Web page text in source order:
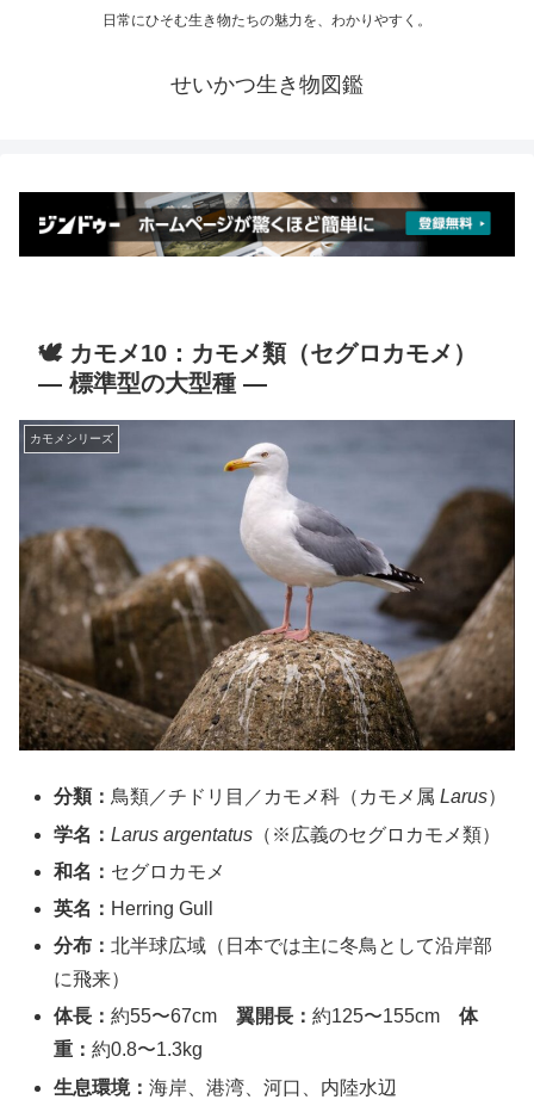
日常にひそむ生き物たちの魅力を、わかりやすく。
せいかつ生き物図鑑
🕊️ カモメ10：カモメ類（セグロカモメ）
― 標準型の大型種 ―
カモメシリーズ
分類：鳥類／チドリ目／カモメ科（カモメ属Larus）
学名：Larus argentatus （※広義のセグロカモメ類）
和名： セグロカモメ
英名： Herring Gull
分布：北半球広域（日本では主に冬鳥として沿岸部
に飛来）
体長：約55〜67cm翼開長：約125〜155cm体
重：約0.8〜1.3kg
生息環境：海岸、港湾、河口、内陸水辺